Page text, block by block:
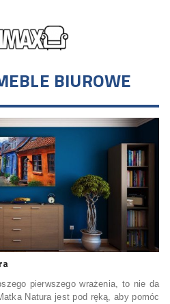
BIUROWE
pierwszego wrażenia, to nie da
Natura jest pod ręką, aby pomóc